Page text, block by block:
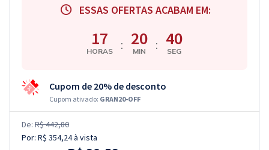
ESSAS OFERTAS ACABAM EM:
17
HORAS : 20
MIN : 39
SEG
Cupom de 20% de desconto
Cupom ativado: GRAN20-OFF
De: R$ 442,80
Por: R$ 354,24à vista